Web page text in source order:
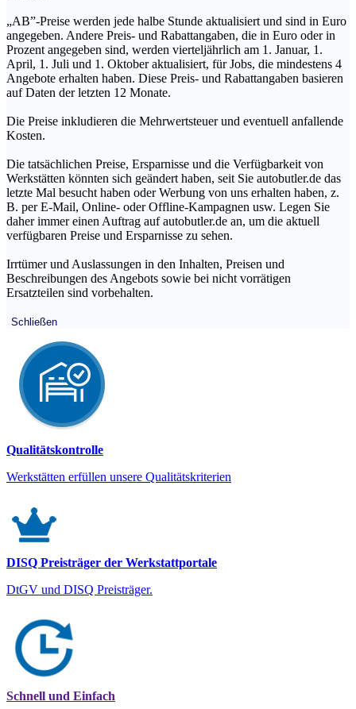
„AB”-Preise werden jede halbe Stunde aktualisiert und sind in Euro
angegeben. Andere Preis- und Rabattangaben, die in Euro oder in
Prozent angegeben sind, werden vierteljährlich am 1. Januar, 1.
April, 1. Juli und 1. Oktober aktualisiert, für Jobs, die mindestens 4
Angebote erhalten haben. Diese Preis- und Rabattangaben basieren
auf Daten der letzten 12 Monate.
Die Preise inkludieren die Mehrwertsteuer und eventuell anfallende
Kosten.
Die tatsächlichen Preise, Ersparnisse und die Verfügbarkeit von
Werkstätten könnten sich geändert haben, seit Sie autobutler.de das
letzte Mal besucht haben oder Werbung von uns erhalten haben, z.
B. per E-Mail, Online- oder Offline-Kampagnen usw. Legen Sie
daher immer einen Auftrag auf autobutler.de an, um die aktuell
verfügbaren Preise und Ersparnisse zu sehen.
Irrtümer und Auslassungen in den Inhalten, Preisen und
Beschreibungen des Angebots sowie bei nicht vorrätigen
Ersatzteilen sind vorbehalten.
Schließen
Qualitätskontrolle
Werkstätten erfüllen unsere Qualitätskriterien
DISQ Preisträger der Werkstattportale
DtGV und DISQ Preisträger.
Schnell und Einfach